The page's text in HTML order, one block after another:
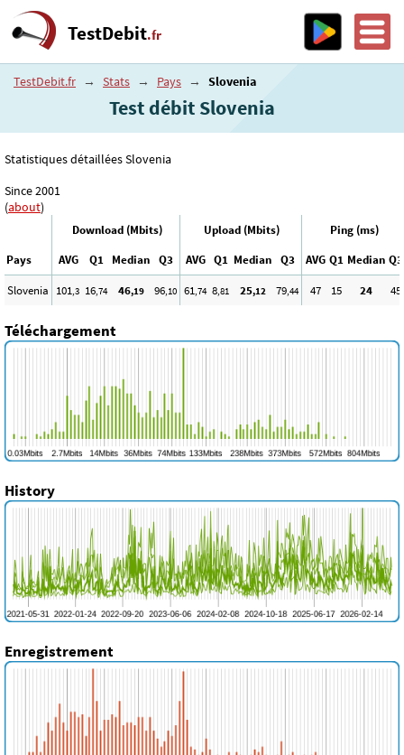
TestDebit.fr
TestDebit.fr → Stats → Pays → Slovenia
Test débit Slovenia
Statistiques détaillées Slovenia
Since 2001
(about)
Download (Mbits) Upload (Mbits)
Ping (ms)
Pays
AVG Q1 Median Q3 AVG Q1 Median Q3 AVG Q1 Median Q3
Slovenia 101,3 16,74 46,19 96,10 61,74 8,81 25,12 79,44 47 15 24 45
Téléchargement
History
Enregistrement